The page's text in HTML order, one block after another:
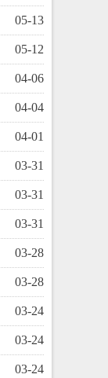
05-13
05-12
04-06
04-04
04-01
03-31
03-31
03-31
03-28
03-28
03-24
03-24
03-24